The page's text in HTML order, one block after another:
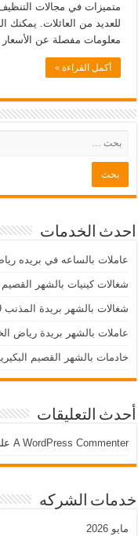
متميزات في مجالات التنظيف
للعديد من العائلات.
معلومات مفصلة عن
أكمل القراءة »
احدث الخدمات
عاملات بالساعه في بريده رياض
شغالات كينيات بالشهر القصيم
شغالات بالشهر بريدة المذنب 0547295429
عاملات بالشهر بريدة رياض الخبراء
خادمات بالشهر القصيم البكيرية
أحدث التعليقات
A WordPress Commenter
خدمات الشركه
مايو 2026